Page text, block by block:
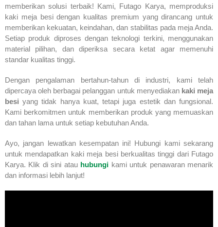
memberikan solusi terbaik! Kami, Futago Karya, memproduksi
kaki meja besi dengan kualitas premium yang dirancang untuk
memberikan kekuatan, keindahan, dan stabilitas pada meja Anda.
Setiap produk diproses dengan teknologi terkini, menggunakan
material pilihan, dan diperiksa secara ketat agar memenuhi
standar kualitas tinggi.
Dengan pengalaman bertahun-tahun di industri, kami telah
dipercaya oleh berbagai pelanggan untuk menyediakan kaki meja
besi yang tidak hanya kuat, tetapi juga estetik dan fungsional.
Kami berkomitmen untuk memberikan produk yang memuaskan
dan tahan lama untuk setiap kebutuhan Anda.
Ayo, jangan lewatkan kesempatan ini! Hubungi kami sekarang
untuk mendapatkan kaki meja besi berkualitas tinggi dari Futago
Karya. Klik di sini atau hubungi kami untuk penawaran menarik
dan informasi lebih lanjut!